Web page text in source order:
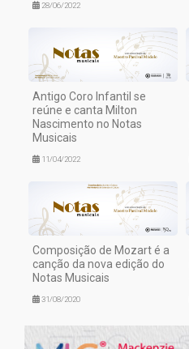
28/06/2022
Antigo Coro Infantil se
reúne e canta Milton
Nascimento no Notas
Musicais
11/04/2022
Composição de Mozart é a
canção da nova edição do
Notas Musicais
31/08/2020